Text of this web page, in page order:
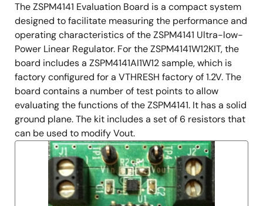
描
述
The ZSPM4141 Evaluation Board is a compact system
designed to facilitate measuring the performance and
operating characteristics of the ZSPM4141 Ultra-low-
Power Linear Regulator. For the ZSPM4141W12KIT, the
board includes a ZSPM4141AI1W12 sample, which is
factory configured for a VTHRESH factory of 1.2V. The
board contains a number of test points to allow
evaluating the functions of the ZSPM4141. It has a solid
ground plane. The kit includes a set of 6 resistors that
can be used to modify Vout.